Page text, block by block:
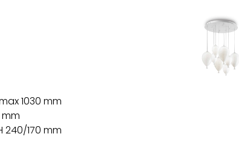
1030 mm
240/170 mm